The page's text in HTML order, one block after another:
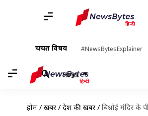
चर्चित विषय #NewsBytesExplainer
Hindi
होम / खबरें / देश की खबरें / बिश्नोई मंदिर के